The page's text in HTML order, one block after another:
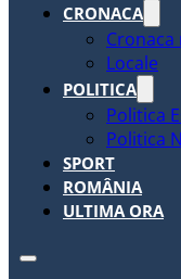
CRONACA
Cronaca
Locale
POLITICA
Politica
Politica
SPORT
ROMÂNIA
ULTIMA ORA